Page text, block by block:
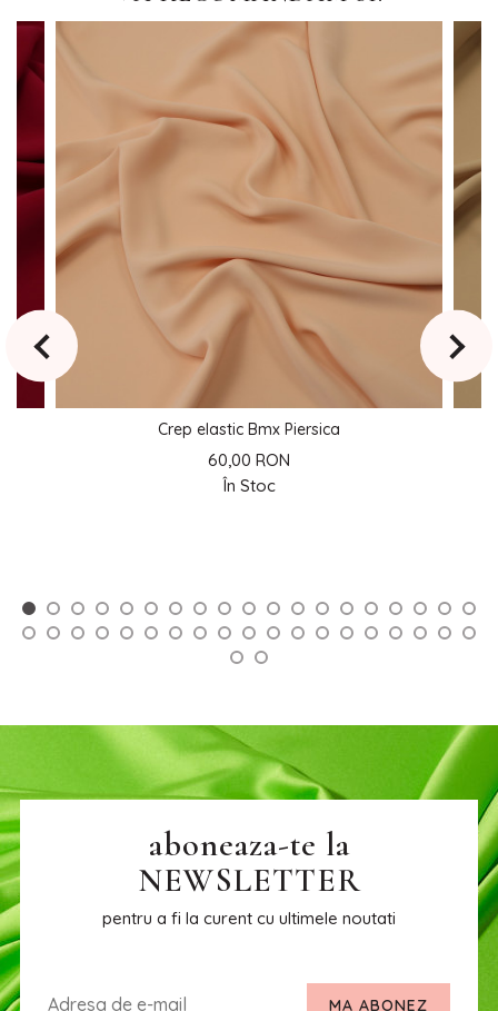
Crep elastic Bmx Piersica
60,00 RON
În Stoc
aboneaza-te la
NEWSLETTER
pentru a fi la curent cu ultimele noutati
MA ABONEZ